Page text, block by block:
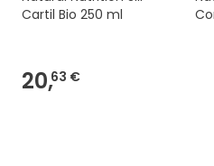
Cartil Bio 250 ml
20,63 €